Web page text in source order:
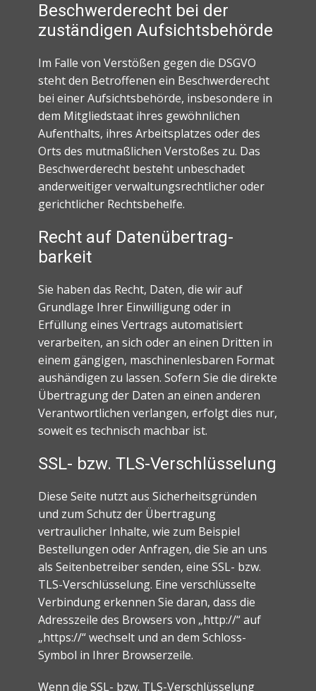
Beschwerde­recht bei der
zuständigen Aufsichts­behörde
Im Falle von Verstößen gegen die DSGVO
steht den Betroffenen ein Beschwerderecht
bei einer Aufsichtsbehörde, insbesondere in
dem Mitgliedstaat ihres gewöhnlichen
Aufenthalts, ihres Arbeitsplatzes oder des
Orts des mutmaßlichen Verstoßes zu. Das
Beschwerderecht besteht unbeschadet
anderweitiger verwaltungsrechtlicher oder
gerichtlicher Rechtsbehelfe.
Recht auf Daten­übertrag­
barkeit
Sie haben das Recht, Daten, die wir auf
Grundlage Ihrer Einwilligung oder in
Erfüllung eines Vertrags automatisiert
verarbeiten, an sich oder an einen Dritten in
einem gängigen, maschinenlesbaren Format
aushändigen zu lassen. Sofern Sie die direkte
Übertragung der Daten an einen anderen
Verantwortlichen verlangen, erfolgt dies nur,
soweit es technisch machbar ist.
SSL- bzw. TLS-Verschlüsselung
Diese Seite nutzt aus Sicherheitsgründen
und zum Schutz der Übertragung
vertraulicher Inhalte, wie zum Beispiel
Bestellungen oder Anfragen, die Sie an uns
als Seitenbetreiber senden, eine SSL- bzw.
TLS-Verschlüsselung. Eine verschlüsselte
Verbindung erkennen Sie daran, dass die
Adresszeile des Browsers von „http://“ auf
„https://“ wechselt und an dem Schloss-
Symbol in Ihrer Browserzeile.
Wenn die SSL- bzw. TLS-Verschlüsselung